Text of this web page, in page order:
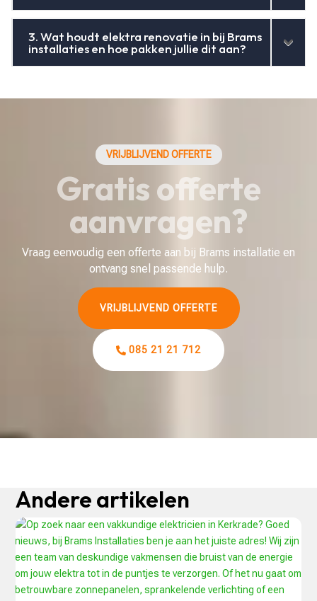
3. Wat houdt elektra renovatie in bij Brams
installaties en hoe pakken jullie dit aan?
VRIJBLIJVEND OFFERTE
Gratis offerte
aanvragen?
Vraag eenvoudig een offerte aan bij Brams installatie en
ontvang snel passende hulp.
VRIJBLIJVEND OFFERTE
085 21 21 712
Andere artikelen